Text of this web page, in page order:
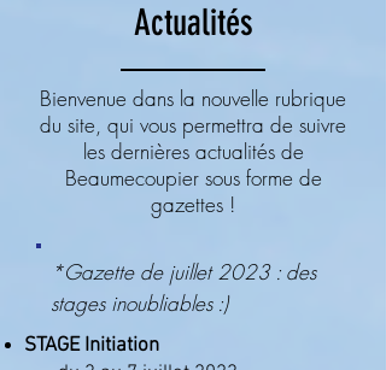
Actualités
Bienvenue dans la nouvelle rubrique
du site, qui vous permettra de suivre
les dernières actualités de
Beaumecoupier sous forme de
gazettes !
*Gazette de juillet 2023 : des
stages inoubliables :)
STAGE Initiation